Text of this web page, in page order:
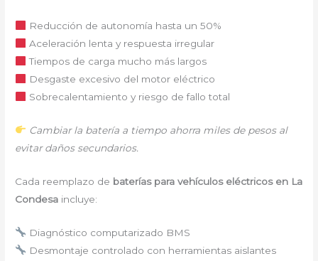
Reducción de autonomía hasta un 50%
Aceleración lenta y respuesta irregular
Tiempos de carga mucho más largos
Desgaste excesivo del motor eléctrico
Sobrecalentamiento y riesgo de fallo total
Cambiar la batería a tiempo ahorra miles de pesos al
evitar daños secundarios.
Cada reemplazo de baterías para vehículos eléctricos en La
Condesa incluye:
Diagnóstico computarizado BMS
Desmontaje controlado con herramientas aislantes